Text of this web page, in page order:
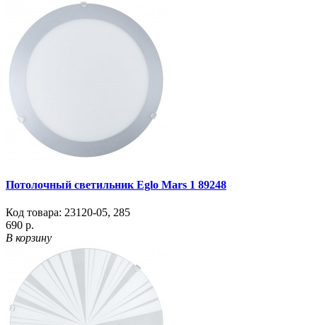
Потолочный светильник Eglo Mars 1 89248
Код товара: 23120-05, 285
690 р.
В корзину